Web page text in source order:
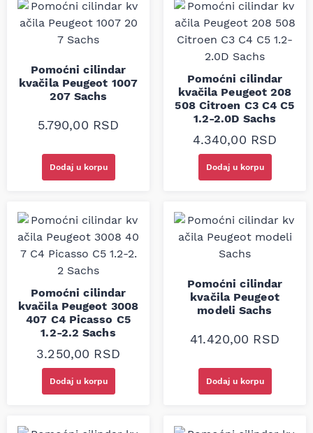
Pomoćni cilindar
kvačila Peugeot 1007
207 Sachs
5.790,00 RSD
Dodaj u korpu
Pomoćni cilindar
kvačila Peugeot 208
508 Citroen C3 C4 C5
1.2-2.0D Sachs
4.340,00 RSD
Dodaj u korpu
Pomoćni cilindar
kvačila Peugeot 3008
407 C4 Picasso C5
1.2-2.2 Sachs
3.250,00 RSD
Dodaj u korpu
Pomoćni cilindar
kvačila Peugeot
modeli Sachs
41.420,00 RSD
Dodaj u korpu